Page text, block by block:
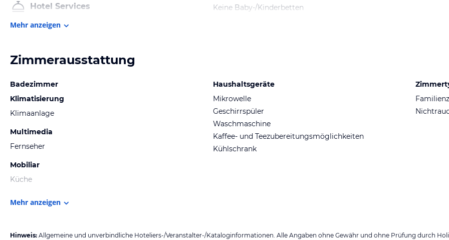
Hotel Services
Keine Baby-/Kinderbetten
Mehr anzeigen
Zimmerausstattung
Badezimmer
Klimatisierung
Klimaanlage
Multimedia
Fernseher
Mobiliar
Küche
Haushaltsgeräte
Mikrowelle
Geschirrspüler
Waschmaschine
Kaffee- und Teezubereitungsmöglichkeiten
Kühlschrank
Mehr anzeigen
Hinweis: Allgemeine und unverbindliche Hoteliers-/Veranstalter-/Kataloginformationen. Alle Angaben ohne Gewähr und ohne Prüfung durch